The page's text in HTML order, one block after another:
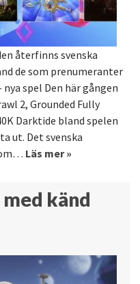
återfinns svenska
de som prenumeranter
spel Den här gången
2, Grounded Fully
Darktide bland spelen
ut. Det svenska
Läs mer »
känd